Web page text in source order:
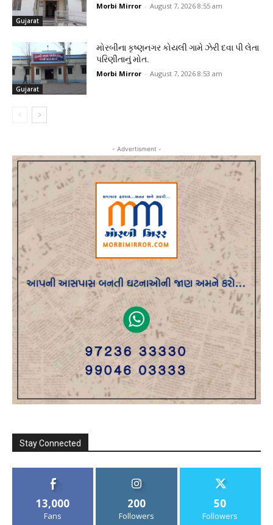
Gujarat
Morbi Mirror - August 7, 2026 8:55 am
Gujarat
મોરબીના કૃષ્ણનગર કોયલી ગામે ઝેરી દવા પી લેતા
પરિણીતાનું મોત.
Morbi Mirror - August 7, 2026 8:53 am
- Advertisment -
Stay Connected
13,000
Fans
200
Followers
50
Followers